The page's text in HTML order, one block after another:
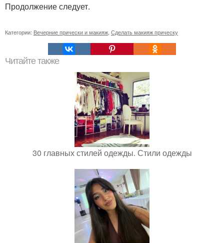
Продолжение следует.
Категории: Вечерние прически и макияж Сделать макияж прическу
Читайте также
30 главных стилей одежды. Стили одежды